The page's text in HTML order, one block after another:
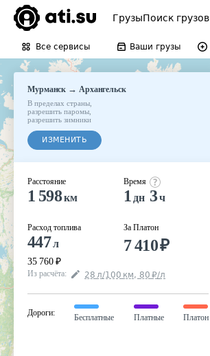
ГрузыПоиск грузов
Все сервисы Ваши грузы
Мурманск → Архангельск
В пределах страны
разрешить паромы
разрешить зимники
ИЗМЕНИТЬ
Расстояние
1 598км
Расход топлива
447л
35 760 ₽
Время
1 дн 3ч
За Платон
7 410₽
Из расчёта: 28 л/100 км, 80 ₽/л
Дороги:
Бесплатные Платные Платон